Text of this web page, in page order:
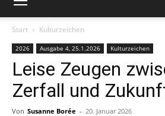
Start Kulturzeichen
2026 Ausgabe 4, 25.1.2026 Kulturzeichen
Leise Zeugen
Zerfall und
Von Susanne Borée - 20. Januar 2026